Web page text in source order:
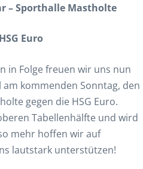
– Sporthalle Mastholte
Euro
in Folge freuen wir uns nun
kommenden Sonntag, den
gegen die HSG Euro.
Tabellenhälfte und wird
mehr hoffen wir auf
lautstark unterstützen!